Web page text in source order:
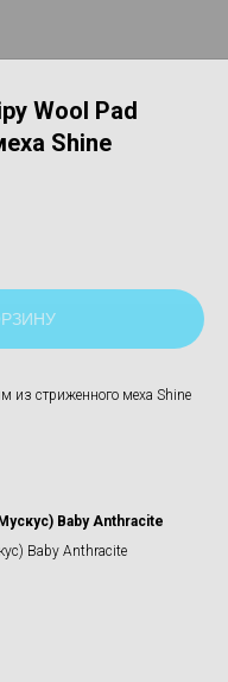
Wool Pad
Shine
из стриженного меха Shine
Baby Anthracite
Baby Anthracite